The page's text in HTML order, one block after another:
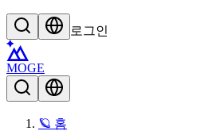
로그인
MOGE
🪐 홈